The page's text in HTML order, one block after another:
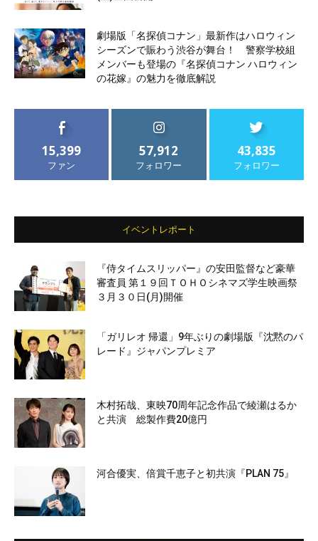
劇場版「名探偵コナン」最新作はハロウィン
シーズンで賑わう渋谷が舞台！ 警察学校組
メンバーも登場の『名探偵コナン ハロウィン
の花嫁』の魅力を徹底解説
15,399
ファン
57,912
フォロワー
43,835
フォロワー
イベントレポート
『侍タイムスリッパー』の安田監督など豪華
審査員 第１９回ＴＯＨＯシネマズ学生映画祭
３月３０日(月)開催
「ガリレオ 帰還」9年ぶりの劇場版『沈黙のパ
レード』ジャパンプレミア
木村拓哉、東映70周年記念作品で綾瀬はるか
と共演 総製作費20億円
河合優実、倍賞千恵子と初共演『PLAN 75』